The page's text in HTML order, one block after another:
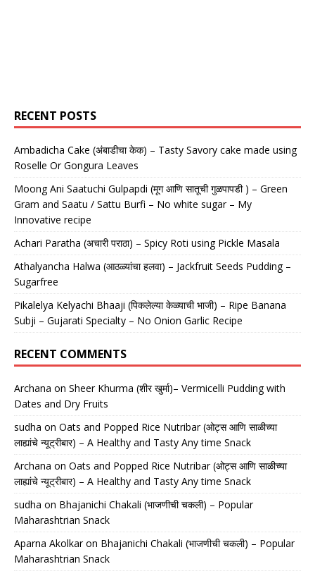
RECENT POSTS
Ambadicha Cake (अंबाडीचा केक) – Tasty Savory cake made using
Roselle Or Gongura Leaves
Moong Ani Saatuchi Gulpapdi (मूग आणि सातूची गुळपापडी ) – Green
Gram and Saatu / Sattu Burfi – No white sugar – My
Innovative recipe
Achari Paratha (अचारी पराठा) – Spicy Roti using Pickle Masala
Athalyancha Halwa (आठळ्यांचा हलवा) – Jackfruit Seeds Pudding –
Sugarfree
Pikalelya Kelyachi Bhaaji (पिकलेल्या केळ्याची भाजी) – Ripe Banana
Subji – Gujarati Specialty – No Onion Garlic Recipe
RECENT COMMENTS
Archana on Sheer Khurma (शीर खुर्मा)– Vermicelli Pudding with
Dates and Dry Fruits
sudha on Oats and Popped Rice Nutribar (ओट्स आणि साळीच्या
लाह्यांचे न्यूट्रीबार) – A Healthy and Tasty Any time Snack
Archana on Oats and Popped Rice Nutribar (ओट्स आणि साळीच्या
लाह्यांचे न्यूट्रीबार) – A Healthy and Tasty Any time Snack
sudha on Bhajanichi Chakali (भाजणीची चकली) – Popular
Maharashtrian Snack
Aparna Akolkaron Bhajanichi Chakali (भाजणीची चकली) – Popular
Maharashtrian Snack